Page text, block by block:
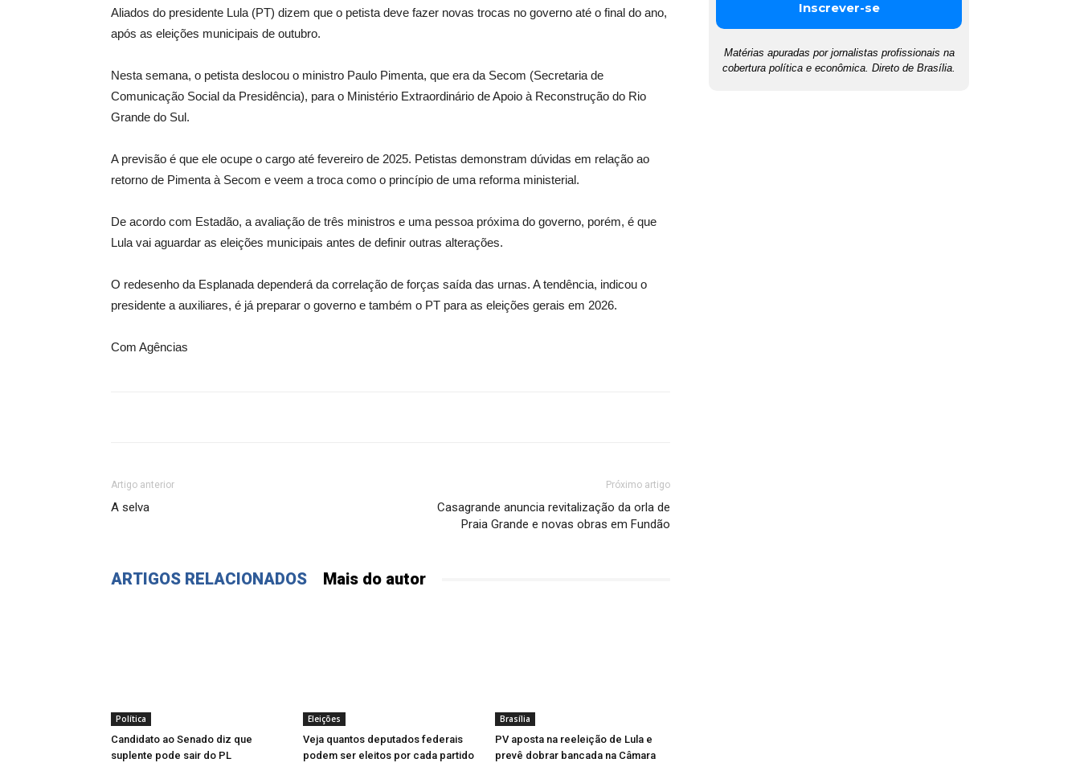
Aliados do presidente Lula (PT) dizem que o petista deve fazer novas trocas no governo até o final do ano,
após as eleições municipais de outubro.
Nesta semana, o petista deslocou o ministro Paulo Pimenta, que era da Secom (Secretaria de
Comunicação Social da Presidência), para o Ministério Extraordinário de Apoio à Reconstrução do Rio
Grande do Sul.
A previsão é que ele ocupe o cargo até fevereiro de 2025. Petistas demonstram dúvidas em relação ao
retorno de Pimenta à Secom e veem a troca como o princípio de uma reforma ministerial.
De acordo com Estadão, a avaliação de três ministros e uma pessoa próxima do governo, porém, é que
Lula vai aguardar as eleições municipais antes de definir outras alterações.
O redesenho da Esplanada dependerá da correlação de forças saída das urnas. A tendência, indicou o
presidente a auxiliares, é já preparar o governo e também o PT para as eleições gerais em 2026.
Com Agências
Artigo anterior
A selva
Próximo artigo
Casagrande anuncia revitalização da orla de
Praia Grande e novas obras em Fundão
ARTIGOS RELACIONADOS Mais do autor
Política
Candidato ao Senado diz que
suplente pode sair do PL
Eleições
Veja quantos deputados federais
podem ser eleitos por cada partido
Brasília
PV aposta na reeleição de Lula e
prevê dobrar bancada na Câmara
Matérias apuradas por jornalistas profissionais na
cobertura política e econômica. Direto de Brasília.